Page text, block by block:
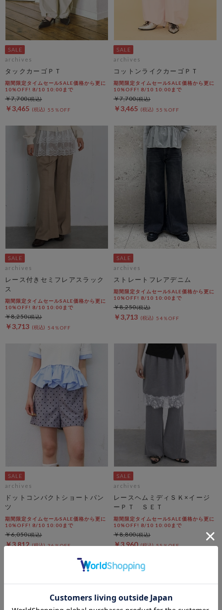
archives
タックカーゴＰＴ
期間限定タイムセールSALE価格から更に
10%OFF! 8/10 10:00まで
￥3,465 55％OFF
￥7,700
archives
コットンライクカーゴＰＴ
期間限定タイムセールSALE価格から更に
10%OFF! 8/10 10:00まで
￥3,465 55％OFF
￥7,700
archives
レース付きセミフレアスラック
ス
期間限定タイムセールSALE価格から更に
10%OFF! 8/10 10:00まで
￥3,713 54％OFF
￥8,250
archives
ストレートフレアデニム
期間限定タイムセールSALE価格から更に
10%OFF! 8/10 10:00まで
￥3,713 54％OFF
￥8,250
archives
ドットコンパクトショートパン
ツ
期間限定タイムセールSALE価格から更に
10%OFF! 8/10 10:00まで
￥3,812 36％OFF
￥6,050
archives
レースヘムミディＳＫ×イージ
ーＰＴ ＳＥＴ
期間限定タイムセールSALE価格から更に
10%OFF! 8/10 10:00まで
￥3,960 55％OFF
￥8,800